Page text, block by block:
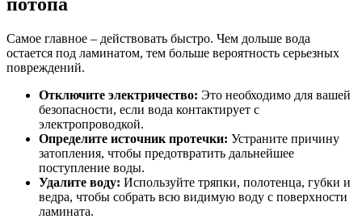
Самое главное – действовать быстро. Чем дольше вода
остается под ламинатом, тем больше вероятность серьезных
повреждений.
Отключите электричество: Это необходимо для вашей
безопасности, если вода контактирует с
электропроводкой.
Определите источник протечки: Устраните причину
затопления, чтобы предотвратить дальнейшее
поступление воды.
Удалите воду: Используйте тряпки, полотенца, губки и
ведра, чтобы собрать всю видимую воду с поверхности
ламината.